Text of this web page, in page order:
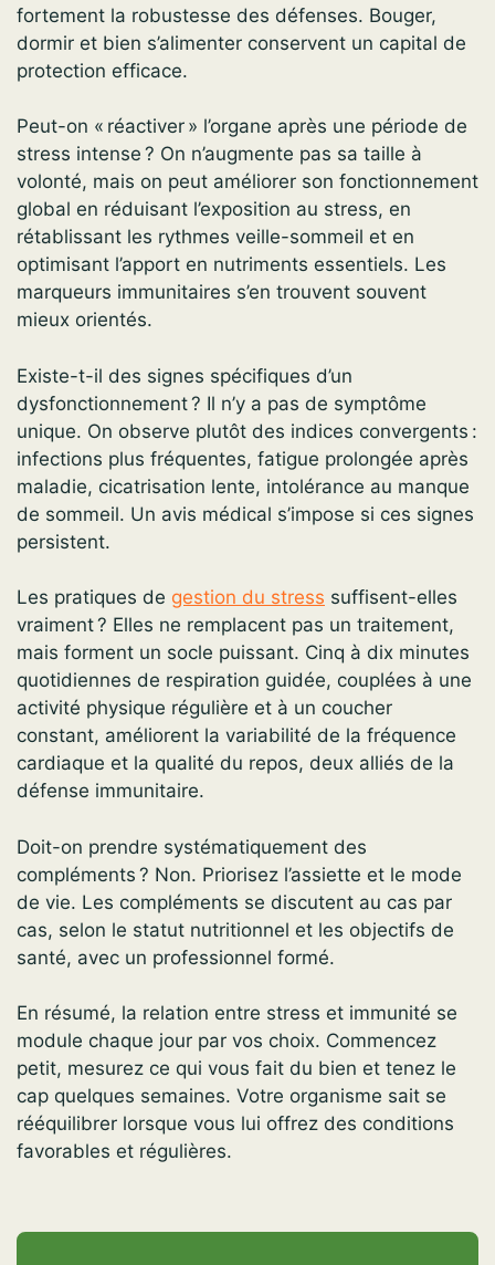
fortement la robustesse des défenses. Bouger,
dormir et bien s’alimenter conservent un capital de
protection efficace.
Peut-on « réactiver » l’organe après une période de
stress intense ? On n’augmente pas sa taille à
volonté, mais on peut améliorer son fonctionnement
global en réduisant l’exposition au stress, en
rétablissant les rythmes veille-sommeil et en
optimisant l’apport en nutriments essentiels. Les
marqueurs immunitaires s’en trouvent souvent
mieux orientés.
Existe-t-il des signes spécifiques d’un
dysfonctionnement ? Il n’y a pas de symptôme
unique. On observe plutôt des indices convergents :
infections plus fréquentes, fatigue prolongée après
maladie, cicatrisation lente, intolérance au manque
de sommeil. Un avis médical s’impose si ces signes
persistent.
Les pratiques de gestion du stress suffisent-elles
vraiment ? Elles ne remplacent pas un traitement,
mais forment un socle puissant. Cinq à dix minutes
quotidiennes de respiration guidée, couplées à une
activité physique régulière et à un coucher
constant, améliorent la variabilité de la fréquence
cardiaque et la qualité du repos, deux alliés de la
défense immunitaire.
Doit-on prendre systématiquement des
compléments ? Non. Priorisez l’assiette et le mode
de vie. Les compléments se discutent au cas par
cas, selon le statut nutritionnel et les objectifs de
santé, avec un professionnel formé.
En résumé, la relation entre stress et immunité se
module chaque jour par vos choix. Commencez
petit, mesurez ce qui vous fait du bien et tenez le
cap quelques semaines. Votre organisme sait se
rééquilibrer lorsque vous lui offrez des conditions
favorables et régulières.